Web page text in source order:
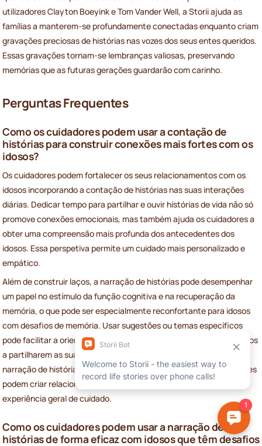
utilizadores Clayton Boeyink e Tom Vander Well, a Storii ajuda as
famílias a manterem-se profundamente conectadas enquanto criam
gravações preciosas de histórias nas vozes dos seus entes queridos.
Essas gravações tornam-se lembranças valiosas, preservando
memórias que as futuras gerações guardarão com carinho.
Perguntas Frequentes
Como os cuidadores podem usar a contação de
histórias para construir conexões mais fortes com os
idosos?
Os cuidadores podem fortalecer os seus relacionamentos com os
idosos incorporando a contação de histórias nas suas interações
diárias. Dedicar tempo para partilhar e ouvir histórias de vida não só
promove conexões emocionais, mas também ajuda os cuidadores a
obter uma compreensão mais profunda dos antecedentes dos
idosos. Essa perspetiva permite um cuidado mais personalizado e
empático.
Além de construir laços, a narração de histórias pode desempenhar
um papel no estímulo da função cognitiva e na recuperação da
memória, o que pode ser especialmente reconfortante para idosos
com desafios de memória. Usar sugestões ou temas específicos
pode facilitar a orientação dessas conversas, incentivando os idosos
a partilharem as suas experiências de forma natural. Ao tornar a
narração de histórias uma parte regular dos cuidados, os cuidadores
podem criar relacionamentos mais significativos, enriquecendo a
experiência geral de cuidado.
Como os cuidadores podem usar a narração de
histórias de forma eficaz com idosos que têm desafios